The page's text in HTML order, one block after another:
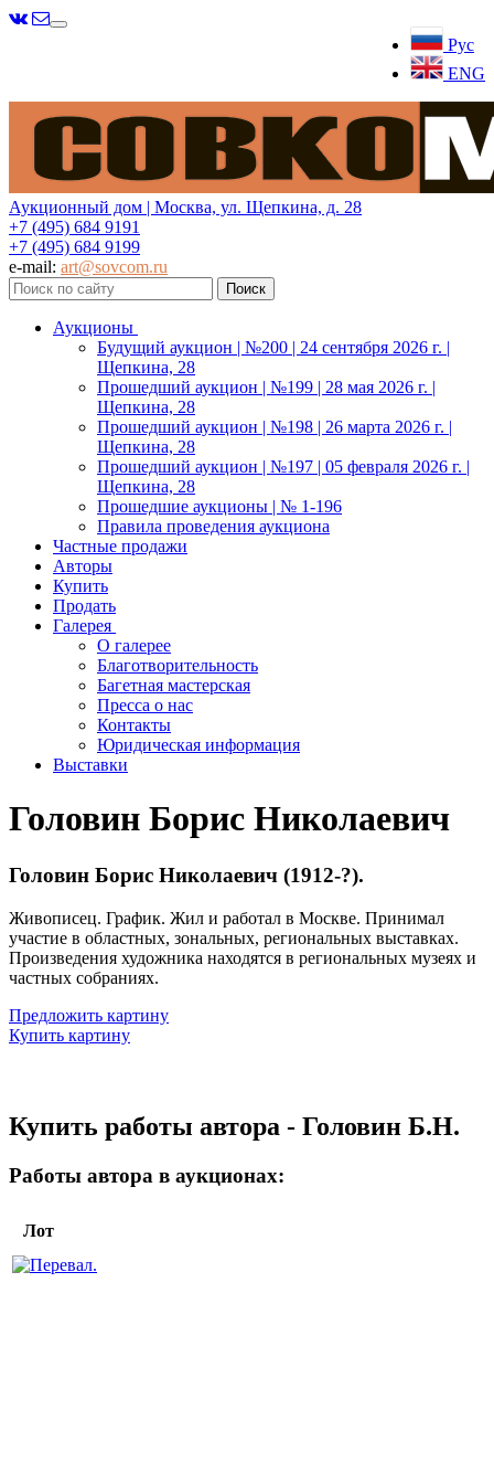
Рус
ENG
Меню
Аукционный дом | Москва, ул. Щепкина, д. 28
+7 (495) 684 9191
+7 (495) 684 9199
e-mail: art@sovcom.ru
Аукционы
Будущий аукцион | №200 | 24 сентября 2026 г. |
Щепкина, 28
Прошедший аукцион | №199 | 28 мая 2026 г. |
Щепкина, 28
Прошедший аукцион | №198 | 26 марта 2026 г. |
Щепкина, 28
Прошедший аукцион | №197 | 05 февраля 2026 г. |
Щепкина, 28
Прошедшие аукционы | № 1-196
Правила проведения аукциона
Частные продажи
Авторы
Купить
Продать
Галерея
О галерее
Благотворительность
Багетная мастерская
Пресса о нас
Контакты
Юридическая информация
Выставки
Головин Борис Николаевич
Головин Борис Николаевич (1912-?).
Живописец. График. Жил и работал в Москве. Принимал
участие в областных, зональных, региональных выставках.
Произведения художника находятся в региональных музеях и
частных собраниях.
Предложить картину
Купить картину
Купить работы автора - Головин Б.Н.
Работы автора в аукционах:
Лот